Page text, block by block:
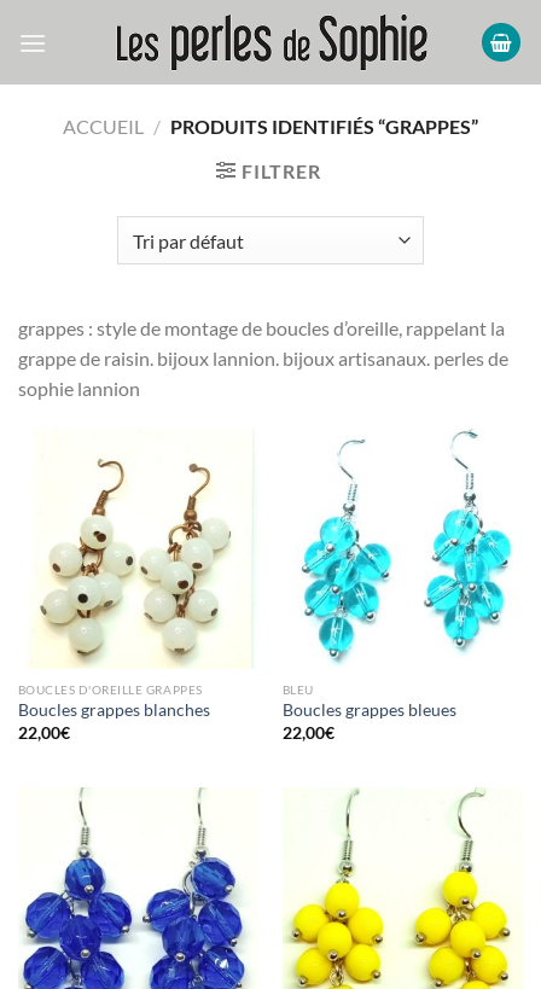
ACCUEIL / PRODUITS IDENTIFIÉS “GRAPPES”
FILTRER
grappes : style de montage de boucles d’oreille, rappelant la
grappe de raisin. bijoux lannion. bijoux artisanaux. perles de
sophie lannion
BOUCLES D'OREILLE GRAPPES
Boucles grappes blanches
22,00€
BLEU
Boucles grappes bleues
22,00€